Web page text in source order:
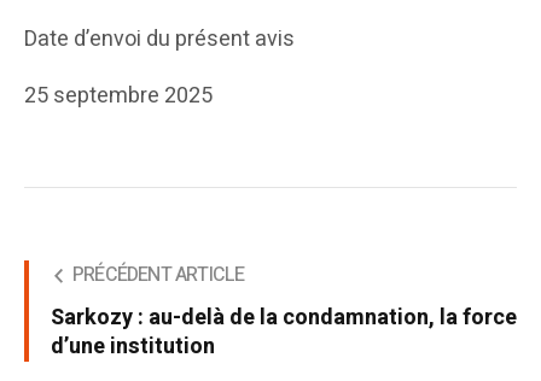
Date d’envoi du présent avis
25 septembre 2025
PRÉCÉDENT ARTICLE
Sarkozy : au-delà de la condamnation, la force
d’une institution